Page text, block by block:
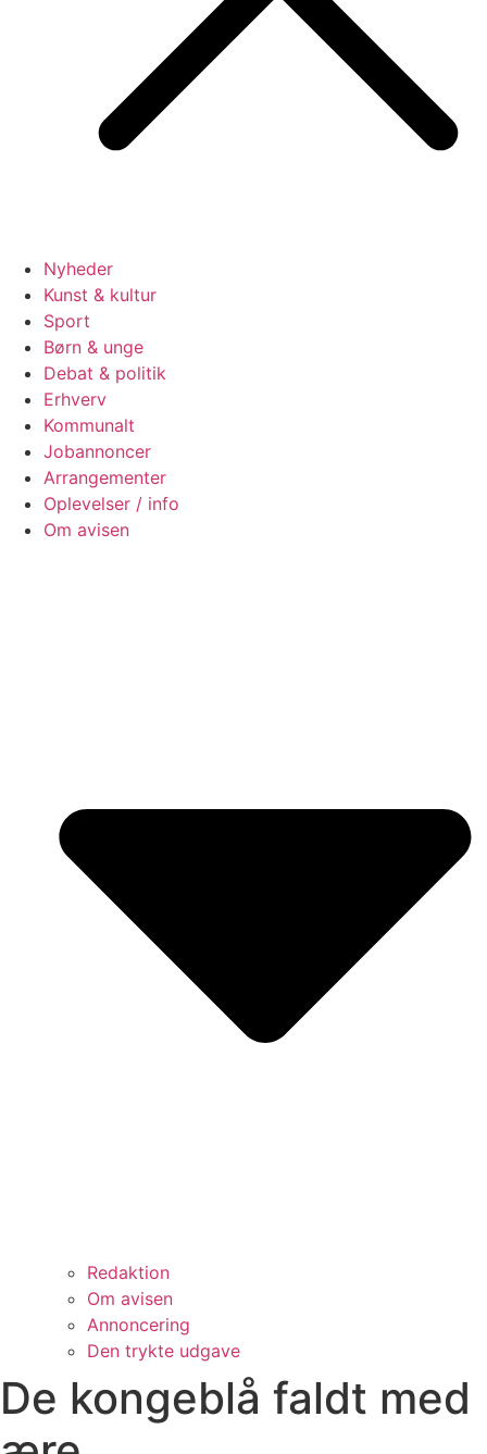
Nyheder
Kunst & kultur
Sport
Børn & unge
Debat & politik
Erhverv
Kommunalt
Jobannoncer
Arrangementer
Oplevelser / info
Om avisen
Redaktion
Om avisen
Annoncering
Den trykte udgave
De kongeblå faldt med